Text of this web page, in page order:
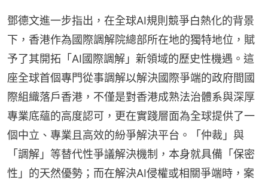
鄧德文進一步指出，在全球AI規則競爭白熱化的背景
下，香港作為國際調解院總部所在地的獨特地位，賦
予了其開拓「AI國際調解」新領域的歷史性機遇。這
座全球首個專門從事調解以解決國際爭端的政府間國
際組織落戶香港，不僅是對香港成熟法治體系與深厚
專業底蘊的高度認可，更在實踐層面為全球提供了一
個中立、專業且高效的紛爭解決平台。「仲裁」與
「調解」等替代性爭議解決機制，本身就具備「保密
性」的天然優勢；而在解決AI侵權或相關爭端時，案